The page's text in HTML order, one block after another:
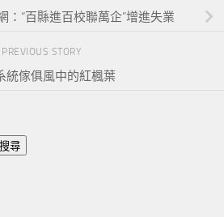
：“百縣進百校聯萬企”增進失業
PREVIOUS STORY
統傢俱風中的紅楓葉
搜尋